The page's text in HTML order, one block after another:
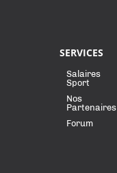
SERVICES
Salaires
Sport
Nos
Partenaires
Forum